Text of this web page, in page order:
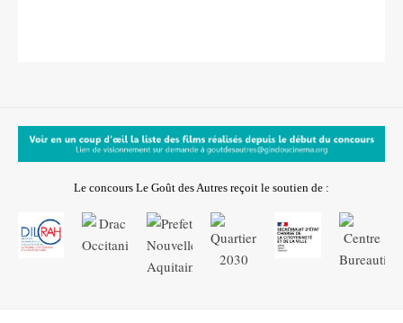
Le concours Le Goût des Autres reçoit le soutien de :